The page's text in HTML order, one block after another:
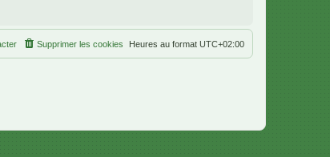
Heures au format UTC+02:00
Supprimer les cookies